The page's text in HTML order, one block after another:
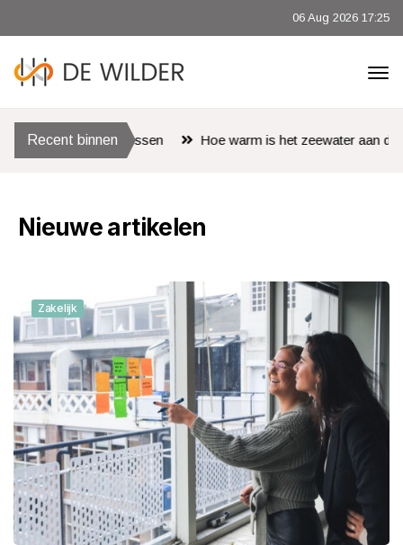
06 Aug 2026 17:25
Recent binnen
Hoe warm is het zeewater aan de Algarve in juli en kun je
Nieuwe artikelen
Zakelijk